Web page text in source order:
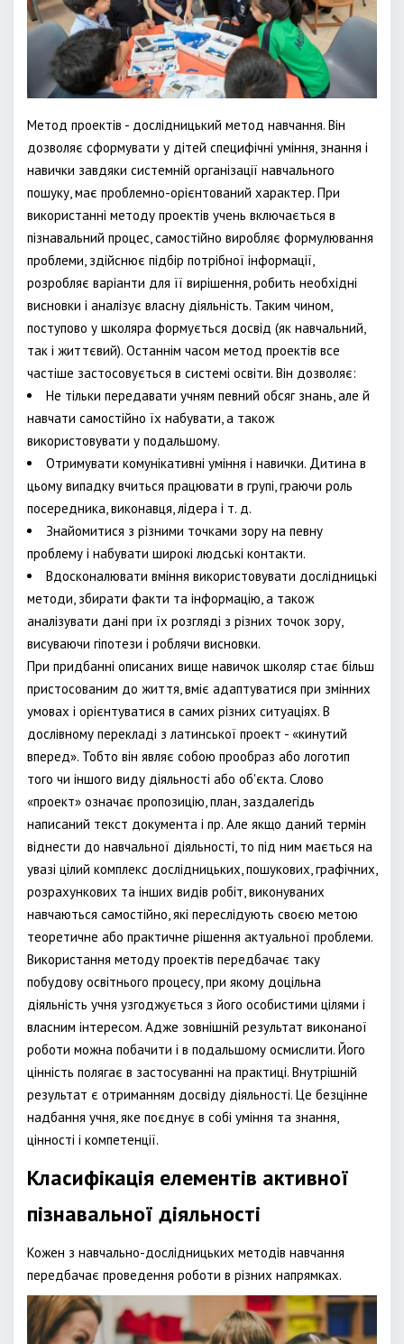
Метод проектів - дослідницький метод навчання. Він
дозволяє сформувати у дітей специфічні уміння, знання і
навички завдяки системній організації навчального
пошуку, має проблемно-орієнтований характер. При
використанні методу проектів учень включається в
пізнавальний процес, самостійно виробляє формулювання
проблеми, здійснює підбір потрібної інформації,
розробляє варіанти для її вирішення, робить необхідні
висновки і аналізує власну діяльність. Таким чином,
поступово у школяра формується досвід (як навчальний,
так і життєвий). Останнім часом метод проектів все
частіше застосовується в системі освіти. Він дозволяє:
Не тільки передавати учням певний обсяг знань, але й
навчати самостійно їх набувати, а також
використовувати у подальшому.
Отримувати комунікативні уміння і навички. Дитина в
цьому випадку вчиться працювати в групі, граючи роль
посередника, виконавця, лідера і т. д.
Знайомитися з різними точками зору на певну
проблему і набувати широкі людські контакти.
Вдосконалювати вміння використовувати дослідницькі
методи, збирати факти та інформацію, а також
аналізувати дані при їх розгляді з різних точок зору,
висуваючи гіпотези і роблячи висновки.
При придбанні описаних вище навичок школяр стає більш
пристосованим до життя, вміє адаптуватися при змінних
умовах і орієнтуватися в самих різних ситуаціях. В
дослівному перекладі з латинської проект - «кинутий
вперед». Тобто він являє собою прообраз або логотип
того чи іншого виду діяльності або об'єкта. Слово
«проект» означає пропозицію, план, заздалегідь
написаний текст документа і пр. Але якщо даний термін
віднести до навчальної діяльності, то під ним мається на
увазі цілий комплекс дослідницьких, пошукових, графічних,
розрахункових та інших видів робіт, виконуваних
навчаються самостійно, які переслідують своєю метою
теоретичне або практичне рішення актуальної проблеми.
Використання методу проектів передбачає таку
побудову освітнього процесу, при якому доцільна
діяльність учня узгоджується з його особистими цілями і
власним інтересом. Адже зовнішній результат виконаної
роботи можна побачити і в подальшому осмислити. Його
цінність полягає в застосуванні на практиці. Внутрішній
результат є отриманням досвіду діяльності. Це безцінне
надбання учня, яке поєднує в собі уміння та знання,
цінності і компетенції.
Класифікація елементів активної
пізнавальної діяльності
Кожен з навчально-дослідницьких методів навчання
передбачає проведення роботи в різних напрямках.